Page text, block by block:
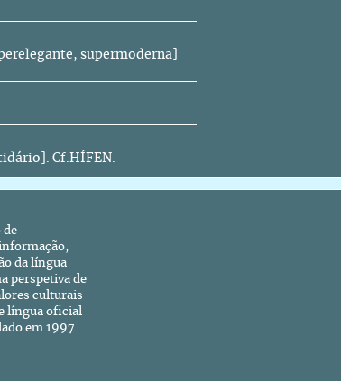
supermoderna]
Cf.HÍFEN.
de
da língua
perspetiva de
culturais
língua oficial
em 1997.